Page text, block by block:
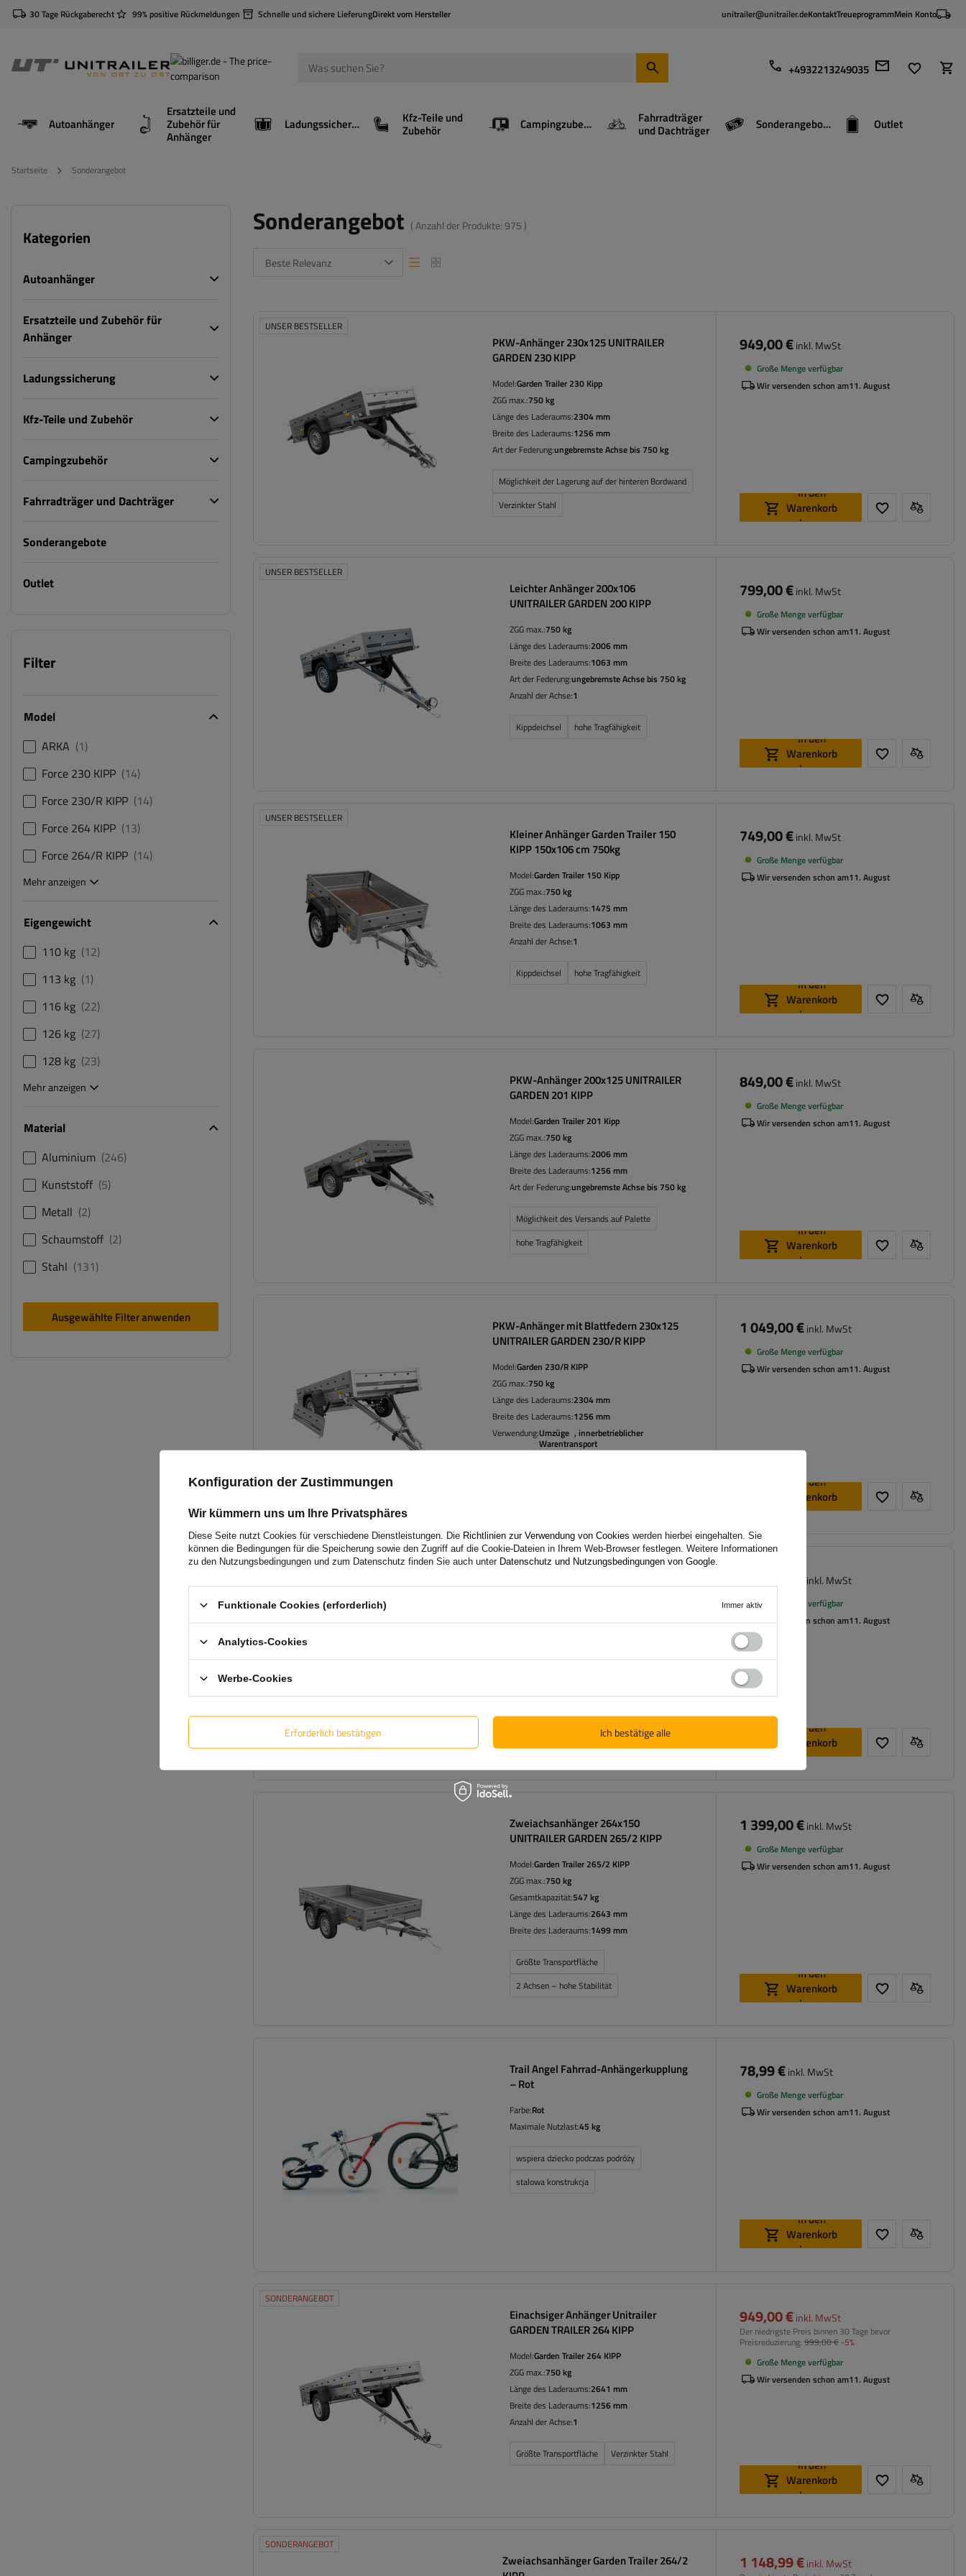
30 Tage Rückgaberecht 99% positive Rückmeldungen Schnelle und sichere LieferungDirekt vom Hersteller unitrailer@unitrailer.deKontaktTreueprogrammMein Konto
+4932213249035
Autoanhänger
Ersatzteile und
Zubehör für
Anhänger
Ladungssicherung Kfz-Teile und
Zubehör Campingzubehör Fahrradträger
und Dachträger Sonderangebote Outlet
Startseite Sonderangebot
Kategorien
Autoanhänger
Ersatzteile und Zubehör für
Anhänger
Ladungssicherung
Kfz-Teile und Zubehör
Campingzubehör
Fahrradträger und Dachträger
Sonderangebote
Outlet
Filter
Model
ARKA
1
Force 230 KIPP 14
Force 230/R KIPP 14
Force 264 KIPP 13
Force 264/R KIPP 14
Mehr anzeigen
Eigengewicht
110 kg 12
113 kg 1
116 kg 22
126 kg 27
128 kg 23
Mehr anzeigen
Material
Aluminium 246
Kunststoff 5
Metall 2
Schaumstoff 2
Stahl
131
Ausgewählte Filter anwenden
Sonderangebot ( Anzahl der Produkte:975 )
Beste Relevanz Listenansicht
Listenansicht
UNSER BESTSELLER
PKW-Anhänger 230x125 UNITRAILER
GARDEN 230 KIPP
Model:Garden Trailer 230 Kipp
ZGG max.:750 kg
Länge des Laderaums:2304 mm
Breite des Laderaums:1256 mm
Art der Federung:ungebremste Achse bis 750 kg
Möglichkeit der Lagerung auf der hinteren Bordwand
Verzinkter Stahl
949,00 €inkl. MwSt
Große Menge verfügbar
Wir versenden schon am11. August
In den
Warenkorb
legen
UNSER BESTSELLER
Leichter Anhänger 200x106
UNITRAILER GARDEN 200 KIPP
ZGG max.:750 kg
Länge des Laderaums:2006 mm
Breite des Laderaums:1063 mm
Art der Federung:ungebremste Achse bis 750 kg
Anzahl der Achse:1
Kippdeichsel hohe Tragfähigkeit
799,00 €inkl. MwSt
Große Menge verfügbar
Wir versenden schon am11. August
In den
Warenkorb
legen
UNSER BESTSELLER
Kleiner Anhänger Garden Trailer 150
KIPP 150x106 cm 750kg
Model:Garden Trailer 150 Kipp
ZGG max.:750 kg
Länge des Laderaums:1475 mm
Breite des Laderaums:1063 mm
Anzahl der Achse:1
Kippdeichsel hohe Tragfähigkeit
749,00 €inkl. MwSt
Große Menge verfügbar
Wir versenden schon am11. August
In den
Warenkorb
legen
PKW-Anhänger 200x125 UNITRAILER
GARDEN 201 KIPP
Model:Garden Trailer 201 Kipp
ZGG max.:750 kg
Länge des Laderaums:2006 mm
Breite des Laderaums:1256 mm
Art der Federung:ungebremste Achse bis 750 kg
Möglichkeit des Versands auf Palette
hohe Tragfähigkeit
849,00 €inkl. MwSt
Große Menge verfügbar
Wir versenden schon am11. August
In den
Warenkorb
legen
PKW-Anhänger mit Blattfedern 230x125
UNITRAILER GARDEN 230/R KIPP
Model:Garden 230/R KIPP
ZGG max.:750 kg
Länge des Laderaums:2304 mm
Breite des Laderaums:1256 mm
Verwendung:Umzüge , innerbetrieblicher
Warentransport
1 049,00 €inkl. MwSt
Große Menge verfügbar
Wir versenden schon am11. August
In den
Warenkorb
legen
Größte Transportfläche hohe Tragfähigkeit
inkl. MwSt
Große Menge verfügbar
Wir versenden schon am11. August
In den
Warenkorb
legen
Zweiachsanhänger 264x150
UNITRAILER GARDEN 265/2 KIPP
Model:Garden Trailer 265/2 KIPP
ZGG max.:750 kg
Gesamtkapazität:547 kg
Länge des Laderaums:2643 mm
Breite des Laderaums:1499 mm
Größte Transportfläche
2 Achsen – hohe Stabilität
1 399,00 €inkl. MwSt
Große Menge verfügbar
Wir versenden schon am11. August
In den
Warenkorb
legen
Trail Angel Fahrrad-Anhängerkupplung
– Rot
Farbe:Rot
Maximale Nutzlast:45 kg
wspiera dziecko podczas podróży
stalowa konstrukcja
78,99 €inkl. MwSt
Große Menge verfügbar
Wir versenden schon am11. August
In den
Warenkorb
legen
SONDERANGEBOT
Einachsiger Anhänger Unitrailer
GARDEN TRAILER 264 KIPP
Model:Garden Trailer 264 KIPP
ZGG max.:750 kg
Länge des Laderaums:2641 mm
Breite des Laderaums:1256 mm
Anzahl der Achse:1
Größte Transportfläche Verzinkter Stahl
949,00 €inkl. MwSt
Der niedrigste Preis binnen 30 Tage bevor
Preisreduzierung: 999,00 € -5%
Große Menge verfügbar
Wir versenden schon am11. August
In den
Warenkorb
legen
SONDERANGEBOT
Zweiachsanhänger Garden Trailer 264/2
1 148,99 €inkl. MwSt
Konfiguration der Zustimmungen
Wir kümmern uns um Ihre Privatsphäres
Diese Seite nutzt Cookies für verschiedene Dienstleistungen. Die Richtlinien zur Verwendung von Cookies werden hierbei eingehalten. Sie
können die Bedingungen für die Speicherung sowie den Zugriff auf die Cookie-Dateien in Ihrem Web-Browser festlegen. Weitere Informationen
zu den Nutzungsbedingungen und zum Datenschutz finden Sie auch unter Datenschutz und Nutzungsbedingungen von Google
Funktionale Cookies (erforderlich) Immer aktiv
Analytics-Cookies
Werbe-Cookies
Erforderlich bestätigen Ich bestätige alle